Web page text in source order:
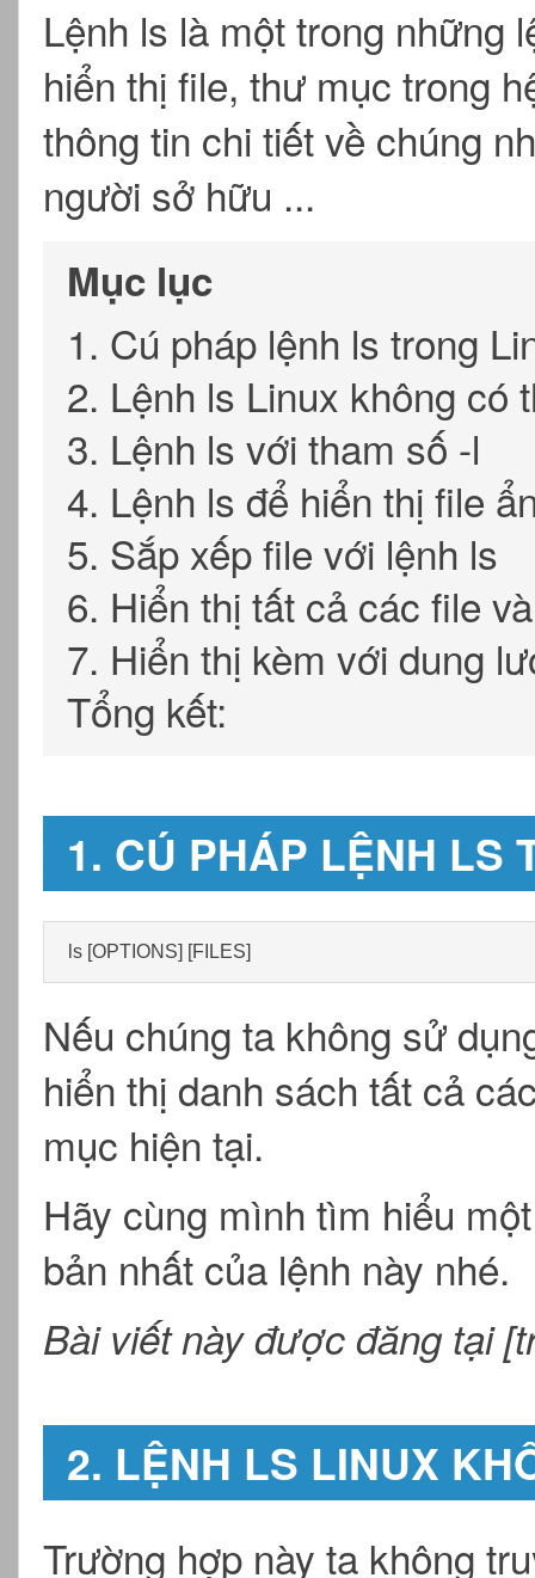
Lệnh ls là một trong những
hiển thị file, thư mục trong
thông tin chi tiết về chúng
người sở hữu ...
Mục lục
1. Cú pháp lệnh ls trong
2. Lệnh ls Linux không có
3. Lệnh ls với tham số -l
4. Lệnh ls để hiển thị file
5. Sắp xếp file với lệnh ls
6. Hiển thị tất cả các file
7. Hiển thị kèm với dung
Tổng kết:
1. CÚ PHÁP LỆNH LS
ls [OPTIONS] [FILES]
Nếu chúng ta không sử
hiển thị danh sách tất cả
mục hiện tại.
Hãy cùng mình tìm hiểu
bản nhất của lệnh này nhé.
Bài viết này được đăng tại
2. LỆNH LS LINUX
Trường hợp này ta không